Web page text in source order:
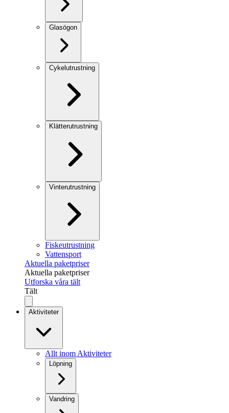
Glasögon
Cykelutrustning
Klätterutrustning
Vinterutrustning
Fiskeutrustning
Vattensport
Aktuella paketpriser
Aktuella paketpriser
Utforska våra tält
Tält
Aktiviteter
Allt inom Aktiviteter
Löpning
Vandring